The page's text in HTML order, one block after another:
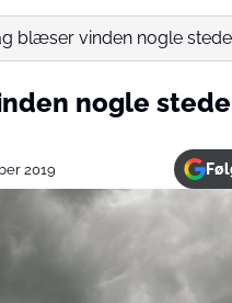
blæser vinden nogle
nogle
2019